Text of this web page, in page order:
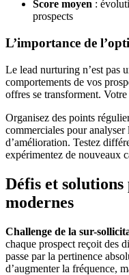
Score moyen :
prospects
L’importance de
Le lead nurturing n’est pas
comportements de vos
offres se transforment.
Organisez des points
commerciales pour analyser
d’amélioration. Testez
expérimentez de nouveaux
Défis et
modernes
Challenge de la sur-
chaque prospect reçoit des
passe par la pertinence
d’augmenter la fréquence,